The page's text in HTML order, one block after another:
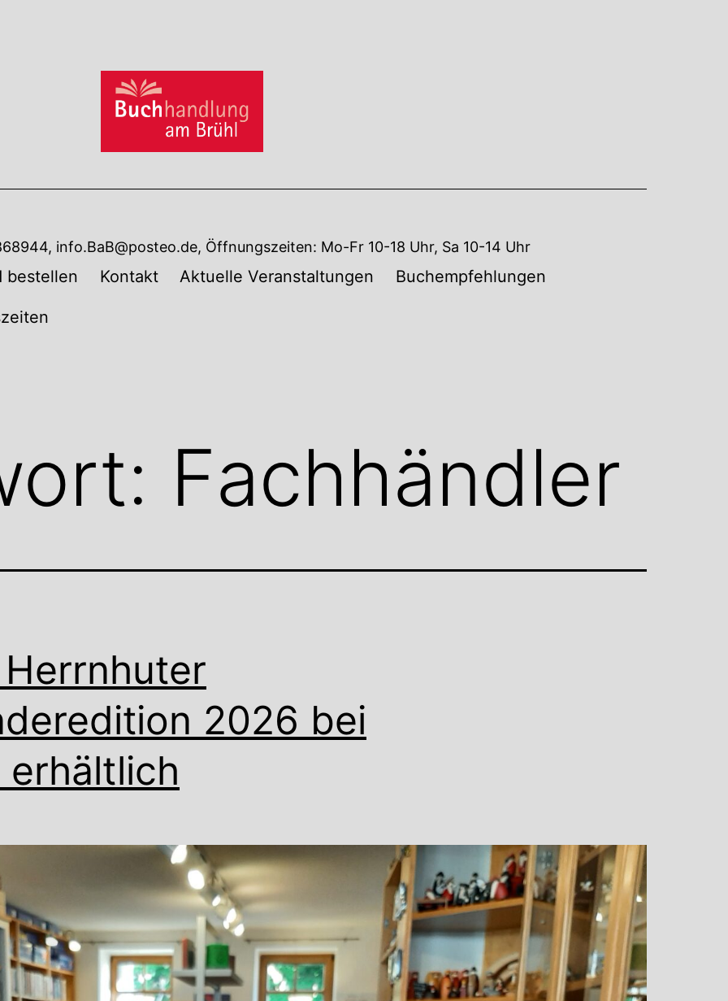
info.BaB@posteo.de, Öffnungszeiten: Mo-Fr 10-18 Uhr, Sa 10-14 Uhr
bestellen Kontakt Aktuelle Veranstaltungen Buchempfehlungen
Fachhändler
2026 bei
erhältlich